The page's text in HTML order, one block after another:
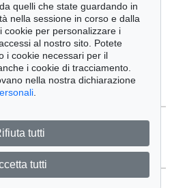
Dati
quelli che state guardando in
nella sessione in corso e dalla
cookie per personalizzare i
al nostro sito. Potete
i cookie necessari per il
i cookie di tracciamento.
nella nostra dichiarazione
tutti
tutti